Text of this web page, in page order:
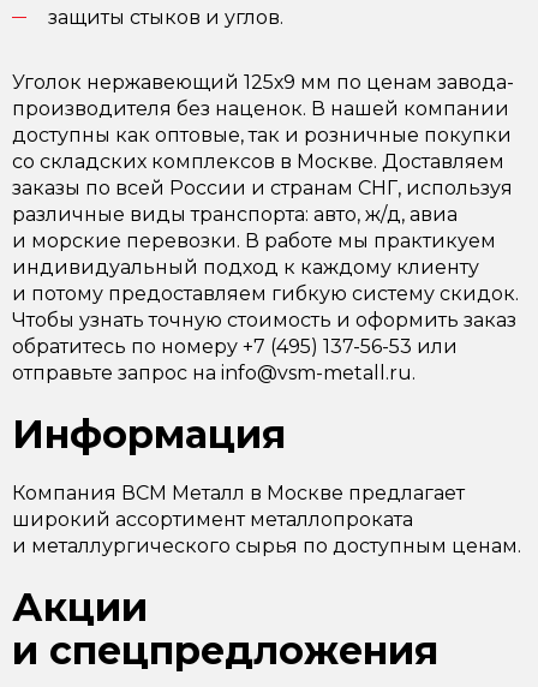
защиты стыков и углов.
Уголок нержавеющий 125х9 мм по ценам завода-
производителя без наценок. В нашей компании
доступны как оптовые, так и розничные покупки
со складских комплексов в Москве. Доставляем
заказы по всей России и странам СНГ, используя
различные виды транспорта: авто, ж/д, авиа
и морские перевозки. В работе мы практикуем
индивидуальный подход к каждому клиенту
и потому предоставляем гибкую систему скидок.
Чтобы узнать точную стоимость и оформить заказ
обратитесь по номеру +7 (495) 137-56-53 или
отправьте запрос на info@vsm-metall.ru.
Информация
Компания ВСМ Металл в Москве предлагает
широкий ассортимент металлопроката
и металлургического сырья по доступным ценам.
Акции
и спецпредложения